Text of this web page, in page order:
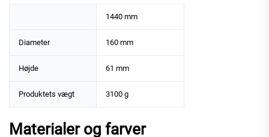
1440 mm
Diameter 160 mm
Højde 61 mm
Produktets vægt 3100 g
Materialer og farver